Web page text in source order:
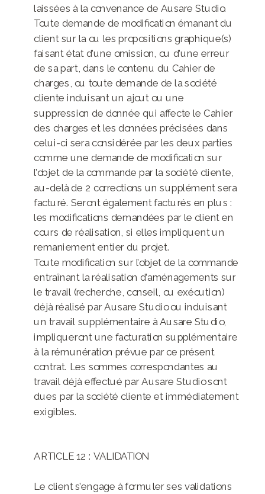
laissées à la convenance de Ausare Studio.
Toute demande de modification émanant du
client sur la ou les propositions graphique(s)
faisant état d’une omission, ou d’une erreur
de sa part, dans le contenu du Cahier de
charges, ou toute demande de la société
cliente induisant un ajout ou une
suppression de donnée qui affecte le Cahier
des charges et les données précisées dans
celui-ci sera considérée par les deux parties
comme une demande de modification sur
l’objet de la commande par la société cliente,
au-delà de 2 corrections un supplément sera
facturé. Seront également facturés en plus :
les modifications demandées par le client en
cours de réalisation, si elles impliquent un
remaniement entier du projet.
Toute modification sur l’objet de la commande
entraînant la réalisation d’aménagements sur
le travail (recherche, conseil, ou exécution)
déjà réalisé par Ausare Studio ou induisant
un travail supplémentaire à Ausare Studio,
impliqueront une facturation supplémentaire
à la rémunération prévue par ce présent
contrat. Les sommes correspondantes au
travail déjà effectué par Ausare Studio sont
dues par la société cliente et immédiatement
exigibles.
ARTICLE 12 : VALIDATION
Le client s’engage à formuler ses validations